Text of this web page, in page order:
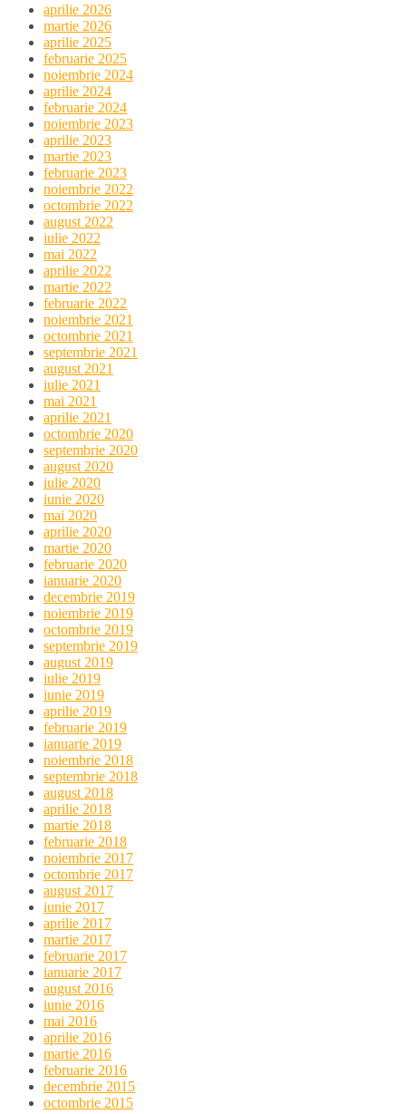
aprilie 2026
martie 2026
aprilie 2025
februarie 2025
noiembrie 2024
aprilie 2024
februarie 2024
noiembrie 2023
aprilie 2023
martie 2023
februarie 2023
noiembrie 2022
octombrie 2022
august 2022
iulie 2022
mai 2022
aprilie 2022
martie 2022
februarie 2022
noiembrie 2021
octombrie 2021
septembrie 2021
august 2021
iulie 2021
mai 2021
aprilie 2021
octombrie 2020
septembrie 2020
august 2020
iulie 2020
iunie 2020
mai 2020
aprilie 2020
martie 2020
februarie 2020
ianuarie 2020
decembrie 2019
noiembrie 2019
octombrie 2019
septembrie 2019
august 2019
iulie 2019
iunie 2019
aprilie 2019
februarie 2019
ianuarie 2019
noiembrie 2018
septembrie 2018
august 2018
aprilie 2018
martie 2018
februarie 2018
noiembrie 2017
octombrie 2017
august 2017
iunie 2017
aprilie 2017
martie 2017
februarie 2017
ianuarie 2017
august 2016
iunie 2016
mai 2016
aprilie 2016
martie 2016
februarie 2016
decembrie 2015
octombrie 2015